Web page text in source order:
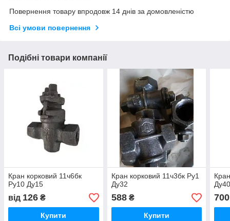
Повернення товару впродовж 14 днів за домовленістю
Всі умови повернення
Подібні товари компанії
Кран корковий 11ч6бк
Ру10 Ду15
від 126 ₴
Купити
Кран корковий 11ч3бк Ру1
Ду32
588₴
Купити
700